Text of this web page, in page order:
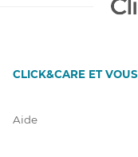
CLICK&CARE ET VOUS
Aide